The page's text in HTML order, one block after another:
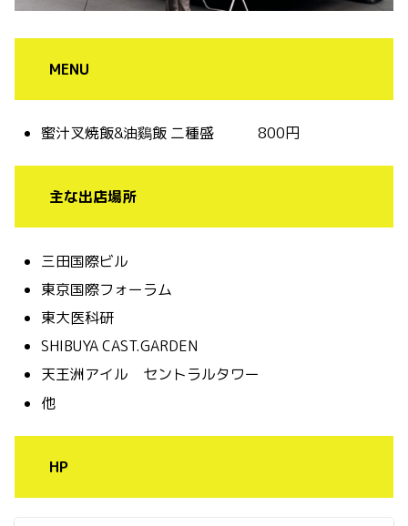
MENU
蜜汁叉焼飯&油鷄飯 二種盛 800円
主な出店場所
三田国際ビル
東京国際フォーラム
東大医科研
SHIBUYA CAST.GARDEN
天王洲アイル セントラルタワー
他
HP